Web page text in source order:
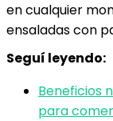
en cualquier
ensaladas con
Seguí leyendo:
Beneficios
para